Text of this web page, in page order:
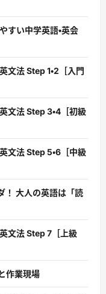
すい中学英語・英会
文法 Step 1・2［入門
文法 Step 3・4［初級
文法 Step 5・6［中級
！ 大人の英語は「読
文法 Step 7［上級
作業現場